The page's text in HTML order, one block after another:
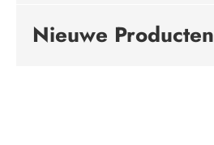
Nieuwe Producten